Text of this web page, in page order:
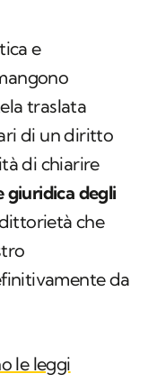
e
traslata
di un diritto
di chiarire
giuridica degli
che
da
le leggi